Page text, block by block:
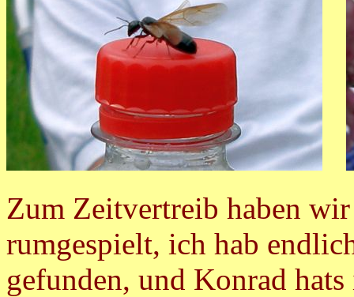
Zum Zeitvertreib haben
rumgespielt, ich hab
gefunden, und Konrad